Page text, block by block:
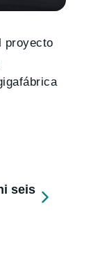
proyecto
seis